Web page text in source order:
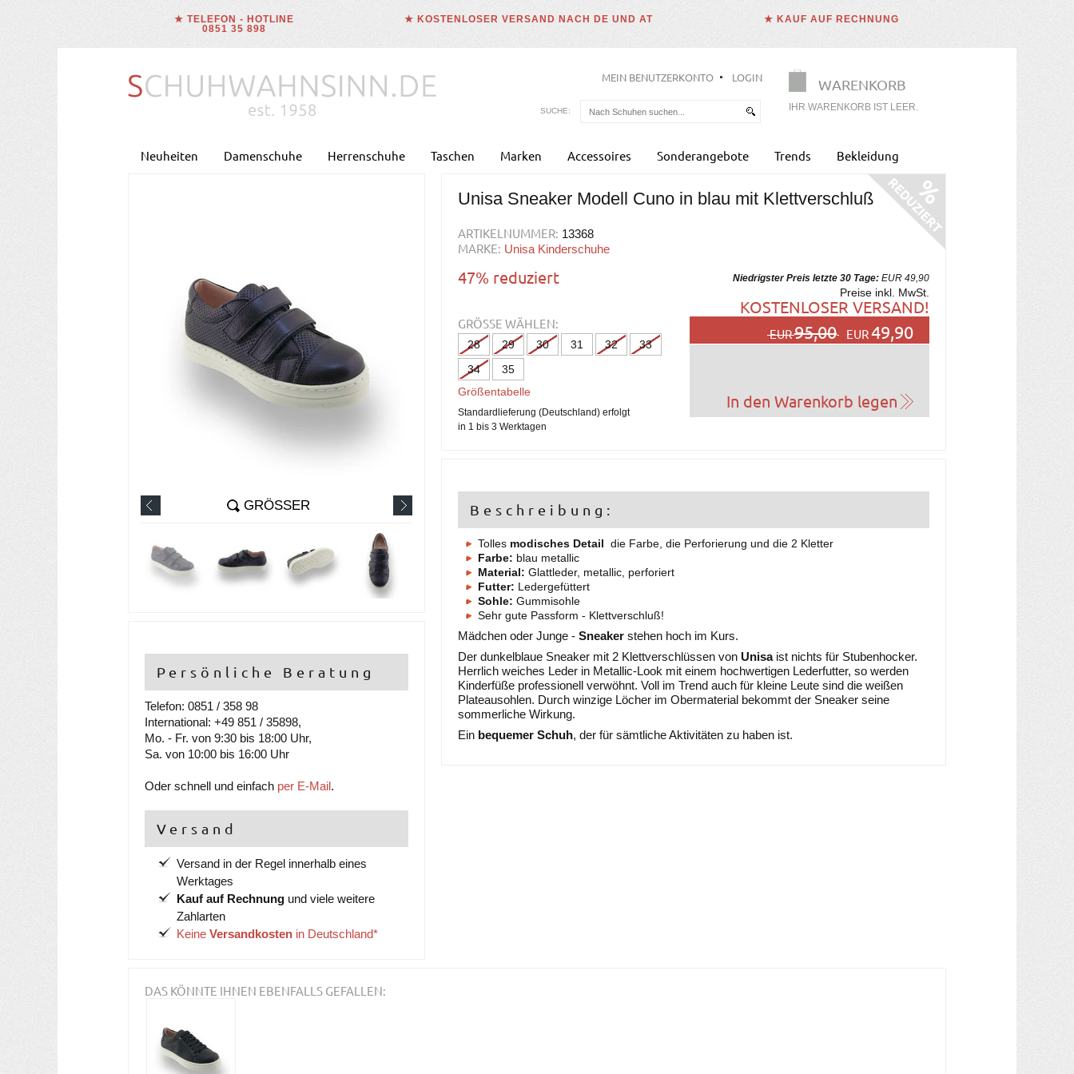
★ TELEFON - HOTLINE
0851 35 898
★ KOSTENLOSER VERSAND NACH DE UND AT ★ KAUF AUF RECHNUNG
WARENKORB
IHR WARENKORB IST LEER.
MEIN BENUTZERKONTO LOGIN
SUCHE:
Neuheiten Damenschuhe Herrenschuhe Taschen Marken Accessoires Sonderangebote Trends Bekleidung
GRÖSSER
Persönliche Beratung
Telefon: 0851 / 358 98
International: +49 851 / 35898,
Mo. - Fr. von 9:30 bis 18:00 Uhr,
Sa. von 10:00 bis 16:00 Uhr
Oder schnell und einfach per E-Mail.
Versand
Versand in der Regel innerhalb eines
Werktages
Kauf auf Rechnung und viele weitere
Zahlarten
Keine Versandkosten in Deutschland*
Unisa Sneaker Modell Cuno in blau mit Klettverschluß
ARTIKELNUMMER: 13368
MARKE: Unisa Kinderschuhe
47% reduziert Niedrigster Preis letzte 30 Tage: EUR 49,90
Preise inkl. MwSt.
KOSTENLOSER VERSAND!
GRÖSSE WÄHLEN:
28 29 30 31 32
33
34
35
Größentabelle
Standardlieferung (Deutschland) erfolgt
in 1 bis 3 Werktagen
EUR95,00 EUR 49,90
Beschreibung:
Tolles modisches Detail die Farbe, die Perforierung und die 2 Kletter
Farbe: blau metallic
Material: Glattleder, metallic, perforiert
Futter: Ledergefüttert
Sohle: Gummisohle
Sehr gute Passform - Klettverschluß!
Mädchen oder Junge - Sneaker stehen hoch im Kurs.
Der dunkelblaue Sneaker mit 2 Klettverschlüssen von Unisaist nichts für Stubenhocker.
Herrlich weiches Leder in Metallic-Look mit einem hochwertigen Lederfutter, so werden
Kinderfüße professionell verwöhnt. Voll im Trend auch für kleine Leute sind die weißen
Plateausohlen. Durch winzige Löcher im Obermaterial bekommt der Sneaker seine
sommerliche Wirkung.
Ein bequemer Schuh, der für sämtliche Aktivitäten zu haben ist.
DAS KÖNNTE IHNEN EBENFALLS GEFALLEN: